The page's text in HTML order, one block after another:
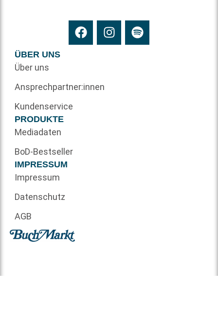
ÜBER UNS
Über uns
Ansprechpartner:innen
Kundenservice
PRODUKTE
Mediadaten
BoD-Bestseller
IMPRESSUM
Impressum
Datenschutz
AGB